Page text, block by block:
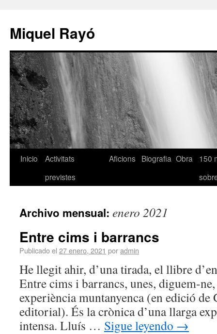
Miquel Rayó
Inicio
Activitats
previstes
Aficions Biografia Obra
150
Archivo mensual: enero 2021
Entre cims i barrancs
Publicado el 27 enero, 2021 poradmin
He llegit ahir, d’una tirada, el llibre
Entre cims i barrancs, unes, diguem-
experiència muntanyenca (en edició de
editorial). És la crònica d’una llarga
intensa. Lluís … Sigue leyendo →